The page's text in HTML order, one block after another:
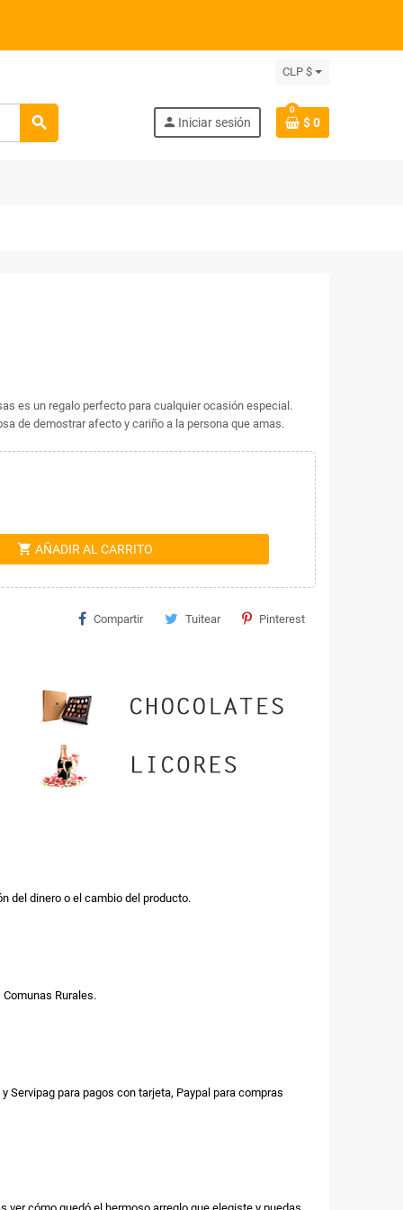
CLP $
search person Iniciar sesión
0
$ 0
es un regalo perfecto para cualquier ocasión especial.
de demostrar afecto y cariño a la persona que amas.
shopping_cart AÑADIR AL CARRITO
Compartir Tuitear Pinterest
del dinero o el cambio del producto.
Rurales.
para pagos con tarjeta, Paypal para compras